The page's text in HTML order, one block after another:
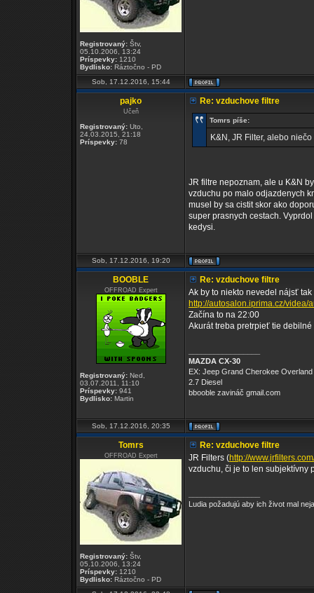
Registrovaný: Štv,
05.10.2006, 13:24
Príspevky: 1210
Bydlisko: Ráztočno - PD
Sob, 17.12.2016, 15:44
pajko
Učeň
Registrovaný: Uto,
24.03.2015, 21:18
Príspevky: 78
Re: vzduchove filtre
Tomrs píše:
K&N, JR Filter, alebo
JR filtre nepoznam, ale u K&N
vzduchu po malo odjazdenych
musel by sa cistit skor ako
super prasnych cestach.
kedysi.
Sob, 17.12.2016, 19:20
BOOBLE
OFFROAD Expert
Registrovaný: Ned,
03.07.2011, 11:10
Príspevky: 941
Bydlisko: Martin
Re: vzduchove filtre
Ak by to niekto nevedel nájsť tak
http://autosalon.iprima.cz/videa/
Začína to na 22:00
Akurát treba pretrpieť tie
MAZDA CX-30
EX: Jeep Grand Cherokee Overland
2.7 Diesel
bbooble zavináč gmail.com
Sob, 17.12.2016, 20:35
Tomrs
OFFROAD Expert
Registrovaný: Štv,
05.10.2006, 13:24
Príspevky: 1210
Bydlisko: Ráztočno - PD
Re: vzduchove filtre
JR Filters (http://
vzduchu, či je to len subjektívny
Ludia požadujú aby ich život mal